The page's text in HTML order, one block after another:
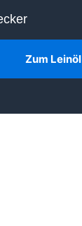
Zum Leinöl